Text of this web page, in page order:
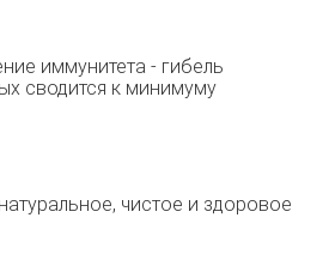
иммунитета - гибель
сводится к минимуму
чистое и здоровое